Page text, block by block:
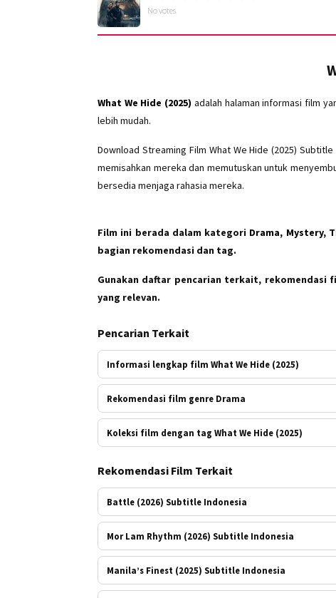
No votes
What We Hide (2025) adalah halaman informasi film
lebih mudah.
Download Streaming Film What We Hide (2025)
memisahkan mereka dan memutuskan untuk
bersedia menjaga rahasia mereka.
Film ini berada dalam kategori Drama, Mystery,
bagian rekomendasi dan tag.
Gunakan daftar pencarian terkait, rekomendasi
yang relevan.
Pencarian Terkait
Informasi lengkap film What We Hide (2025)
Rekomendasi film genre Drama
Koleksi film dengan tag What We Hide (2025)
Rekomendasi Film Terkait
Battle (2026) Subtitle Indonesia
Mor Lam Rhythm (2026) Subtitle Indonesia
Manila’s Finest (2025) Subtitle Indonesia